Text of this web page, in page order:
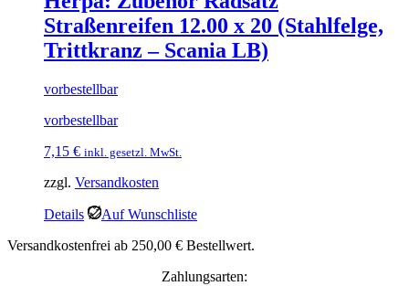
Straßenreifen 12.00 x 20 (Stahlfelge,
Trittkranz – Scania LB)
vorbestellbar
vorbestellbar
7,15 € inkl. gesetzl. MwSt.
zzgl. Versandkosten
Details
Auf Wunschliste
Versandkostenfrei ab 250,00 € Bestellwert.
Zahlungsarten: